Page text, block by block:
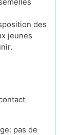
des
jeunes
pas de